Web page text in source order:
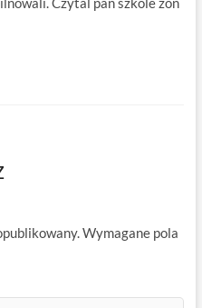
Wymagane pola